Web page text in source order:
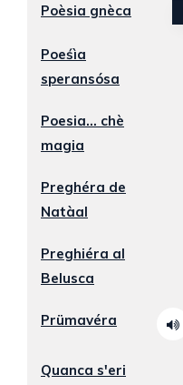
Poèsia gnèca
Poeśìa
speransósa
Poesia... chè
magia
Preghéra de
Natàal
Preghiéra al
Belusca
Prümavéra
Quanca s'eri